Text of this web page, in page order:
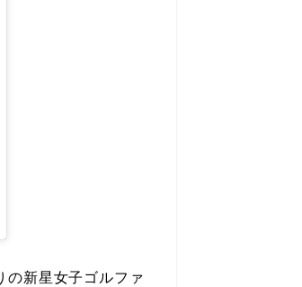
の新星女子ゴルファ